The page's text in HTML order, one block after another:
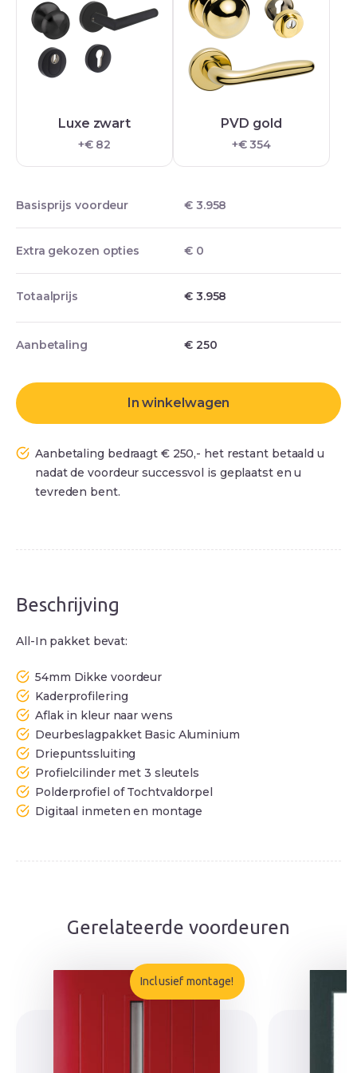
Luxe zwart
+€ 82
PVD gold
+€ 354
Basisprijs voordeur € 3.958
Extra gekozen opties € 0
Totaalprijs € 3.958
Aanbetaling €250
In winkelwagen
Aanbetaling bedraagt € 250,- het restant betaald u
nadat de voordeur successvol is geplaatst en u
tevreden bent.
Beschrijving
All-In pakket bevat:
54mm Dikke voordeur
Kaderprofilering
Aflak in kleur naar wens
Deurbeslagpakket Basic Aluminium
Driepuntssluiting
Profielcilinder met 3 sleutels
Polderprofiel of Tochtvaldorpel
Digitaal inmeten en montage
Gerelateerde voordeuren
Inclusief montage!